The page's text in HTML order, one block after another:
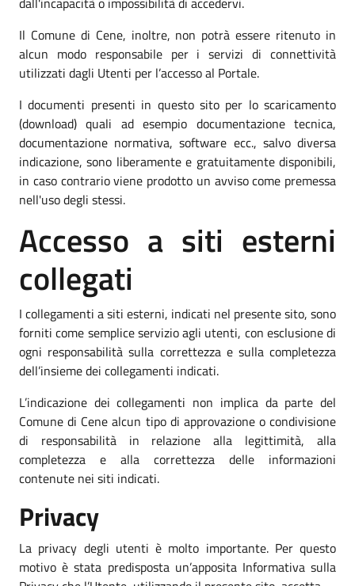
Il Comune di Cene, inoltre, non potrà essere ritenuto in
alcun modo responsabile per i servizi di connettività
utilizzati dagli Utenti per l’accesso al Portale.
I documenti presenti in questo sito per lo scaricamento
(download) quali ad esempio documentazione tecnica,
documentazione normativa, software ecc., salvo diversa
indicazione, sono liberamente e gratuitamente disponibili,
in caso contrario viene prodotto un avviso come premessa
nell'uso degli stessi.
Accesso a siti esterni
collegati
I collegamenti a siti esterni, indicati nel presente sito, sono
forniti come semplice servizio agli utenti, con esclusione di
ogni responsabilità sulla correttezza e sulla completezza
dell’insieme dei collegamenti indicati.
L’indicazione dei collegamenti non implica da parte del
Comune di Cene alcun tipo di approvazione o condivisione
di responsabilità in relazione alla legittimità, alla
completezza e alla correttezza delle informazioni
contenute nei siti indicati.
Privacy
La privacy degli utenti è molto importante. Per questo
motivo è stata predisposta un’apposita Informativa sulla